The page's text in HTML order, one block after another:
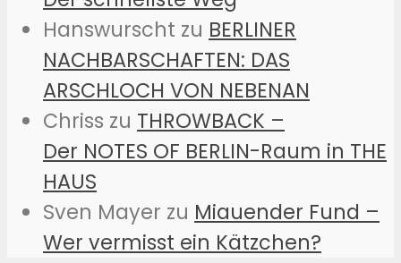
Hanswurscht zu BERLINER
NACHBARSCHAFTEN: DAS
ARSCHLOCH VON NEBENAN
Chriss zu THROWBACK –
Der NOTES OF BERLIN-Raum in THE
HAUS
Sven Mayer zu Miauender Fund –
Wer vermisst ein Kätzchen?